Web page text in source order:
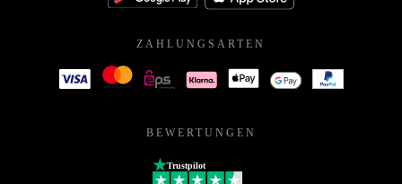
ZAHLUNGSARTEN
BEWERTUNGEN
Trustpilot